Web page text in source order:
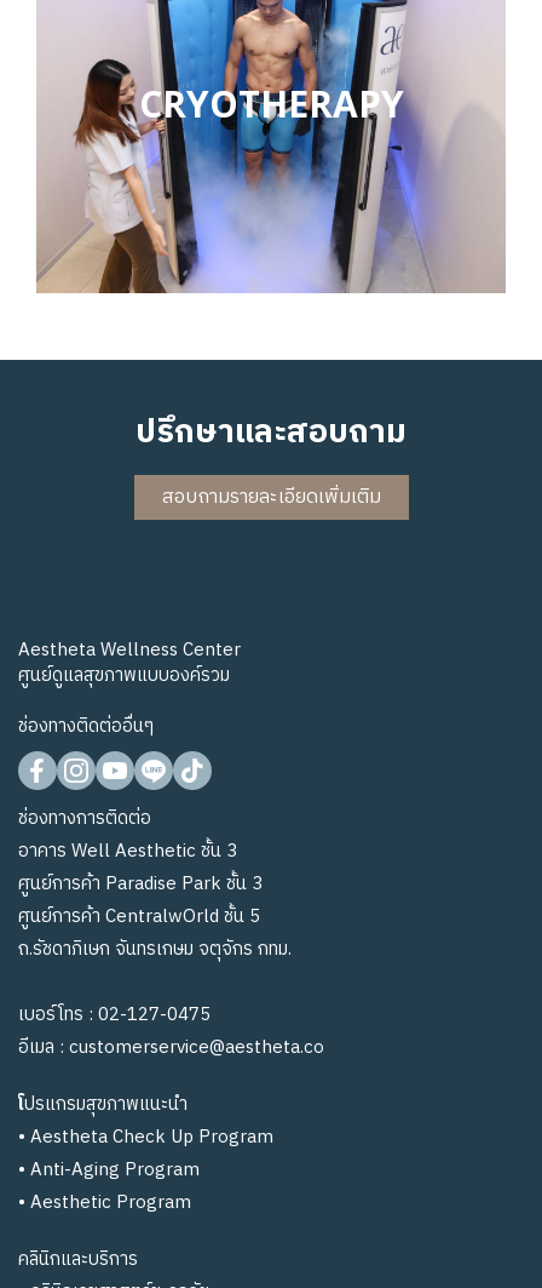
CRYOTHERAPY
ปรึกษาและสอบถาม
สอบถามรายละเอียดเพิ่มเติม
Aestheta Wellness Center
ศูนย์ดูแลสุขภาพแบบองค์รวม
ช่องทางติดต่ออื่นๆ
ช่องทางการติดต่อ
อาคาร Well Aesthetic ชั้น 3
ศูนย์การค้า Paradise Park ชั้น 3
ศูนย์การค้า CentralwOrld ชั้น 5
ถ.รัชดาภิเษก จันทรเกษม จตุจักร กทม.
เบอร์โทร : 02-127-0475
อีเมล : customerservice@aestheta.co
โปรแกรมสุขภาพแนะนำ
• Aestheta Check Up Program
• Anti-Aging Program
• Aesthetic Program
คลินิกและบริการ